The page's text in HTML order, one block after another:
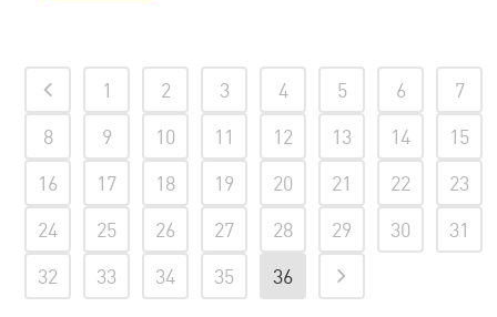
1 2 3 4 5 6
7
8
9 10 11 12 13 14
15
16
17 18 19 20 21 22
23
24
25 26 27 28 29 30
31
32
33 34 35 36